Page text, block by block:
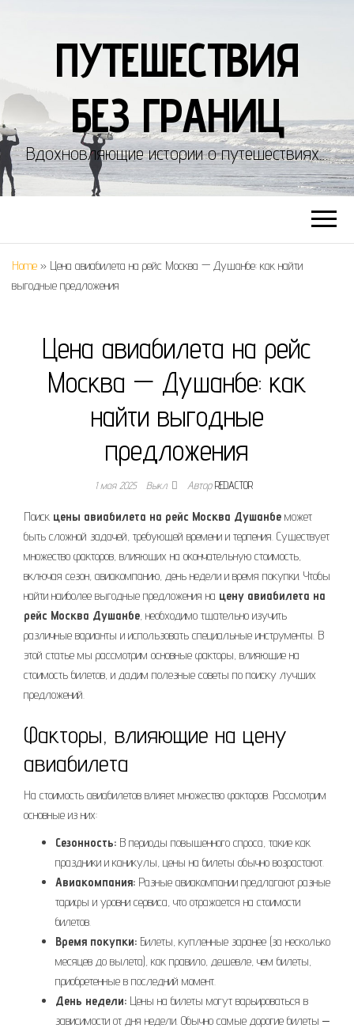
ПУТЕШЕСТВИЯ
БЕЗ ГРАНИЦ
Вдохновляющие истории о путешествиях…
Home » Цена авиабилета на рейс Москва — Душанбе: как найти
выгодные предложения
Цена авиабилета на рейс
Москва — Душанбе: как
найти выгодные
предложения
1 мая 2025 Выкл. АвторREDACTOR
Поиск цены авиабилета на рейс Москва Душанбе может
быть сложной задачей, требующей времени и терпения. Существует
множество факторов, влияющих на окончательную стоимость,
включая сезон, авиакомпанию, день недели и время покупки. Чтобы
найти наиболее выгодные предложения на цену авиабилета на
рейс Москва Душанбе, необходимо тщательно изучить
различные варианты и использовать специальные инструменты. В
этой статье мы рассмотрим основные факторы, влияющие на
стоимость билетов, и дадим полезные советы по поиску лучших
предложений.
Факторы, влияющие на цену
авиабилета
На стоимость авиабилетов влияет множество факторов. Рассмотрим
основные из них:
Сезонность: В периоды повышенного спроса, такие как
праздники и каникулы, цены на билеты обычно возрастают.
Авиакомпания: Разные авиакомпании предлагают разные
тарифы и уровни сервиса, что отражается на стоимости
билетов.
Время покупки: Билеты, купленные заранее (за несколько
месяцев до вылета), как правило, дешевле, чем билеты,
приобретенные в последний момент.
День недели: Цены на билеты могут варьироваться в
зависимости от дня недели. Обычно самые дорогие билеты ‒